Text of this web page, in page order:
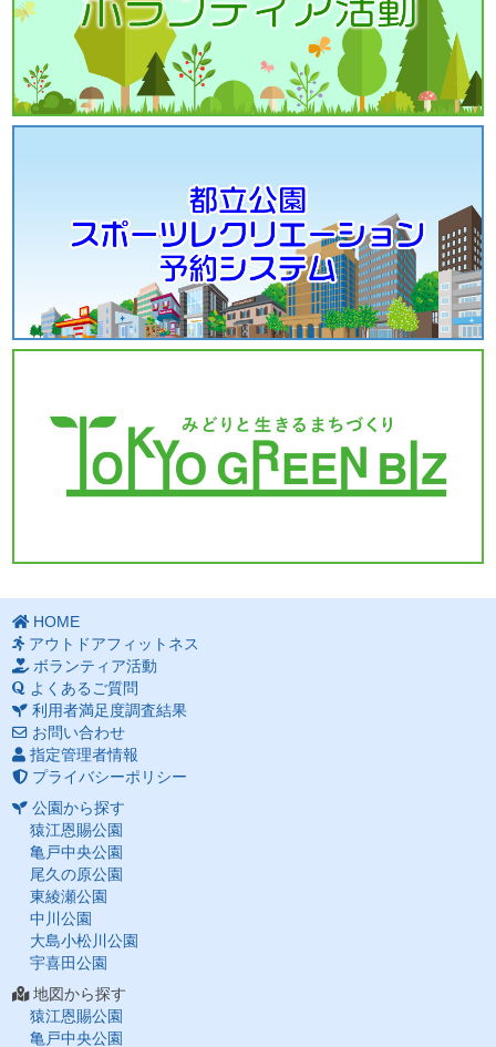
HOME
アウトドアフィットネス
ボランティア活動
よくあるご質問
利用者満足度調査結果
お問い合わせ
指定管理者情報
プライバシーポリシー
公園から探す
猿江恩賜公園
亀戸中央公園
尾久の原公園
東綾瀬公園
中川公園
大島小松川公園
宇喜田公園
地図から探す
猿江恩賜公園
亀戸中央公園